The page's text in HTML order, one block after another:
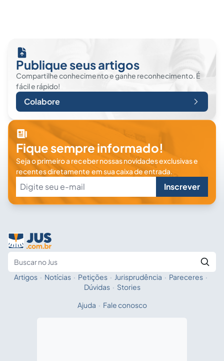
Publique seus artigos
Compartilhe conhecimento e ganhe reconhecimento. É
fácil e rápido!
Colabore
Fique sempre informado!
Seja o primeiro a receber nossas novidades exclusivas e
recentes diretamente em sua caixa de entrada.
Inscrever
Fale com a IA
Artigos · Notícias · Petições · Jurisprudência · Pareceres ·
Dúvidas · Stories
Ajuda · Fale conosco